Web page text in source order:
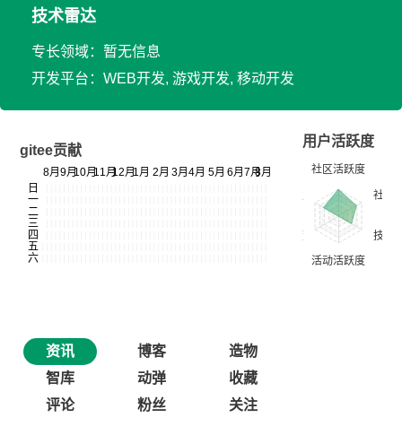
技术雷达
专长领域：暂无信息
开发平台：WEB开发, 游戏开发, 移动开发
gitee贡献
用户活跃度
资讯 博客
造物
智库
动弹
收藏
评论
粉丝 关注